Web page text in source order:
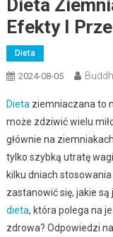
Dieta
Efekty I
Dieta
2024-08-05
Dieta ziemniaczana to
może zdziwić wielu
głównie na
tylko szybką utratę
kilku dniach
zastanowić się, jakie są
dieta, która polega na
zdrowa? Odpowiedzi